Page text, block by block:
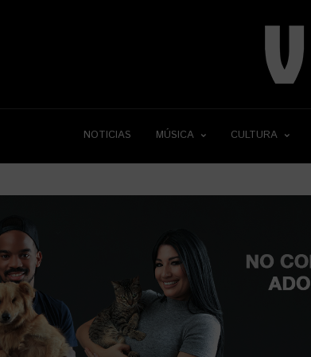
NOTICIAS MÚSICA CULTURA